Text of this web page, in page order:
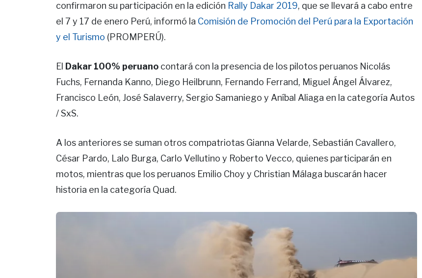
confirmaron su participación en la edición Rally Dakar 2019, que se llevará a cabo entre
el 7 y 17 de enero Perú, informó la Comisión de Promoción del Perú para la Exportación
y el Turismo (PROMPERÚ).
El Dakar 100% peruano contará con la presencia de los pilotos peruanos Nicolás
Fuchs, Fernanda Kanno, Diego Heilbrunn, Fernando Ferrand, Miguel Ángel Álvarez,
Francisco León, José Salaverry, Sergio Samaniego y Aníbal Aliaga en la categoría Autos
/ SxS.
A los anteriores se suman otros compatriotas Gianna Velarde, Sebastián Cavallero,
César Pardo, Lalo Burga, Carlo Vellutino y Roberto Vecco, quienes participarán en
motos, mientras que los peruanos Emilio Choy y Christian Málaga buscarán hacer
historia en la categoría Quad.